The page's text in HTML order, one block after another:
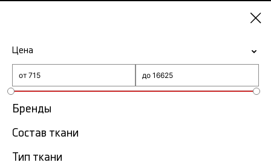
ГлавнаяТкань с рисунком листьев
Ткань с рисунком листьев
Цена
Бренды
Состав ткани
Тип ткани